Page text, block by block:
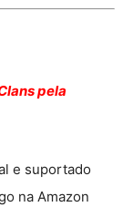
pela
e suportado
na Amazon